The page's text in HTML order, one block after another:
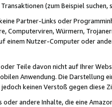
(zum Beispiel
Partner-Links oder
Computerviren, Würmern,
einem Nutzer-Computer oder
Teile davon nicht auf Ihrer
Anwendung. Die Darstellung
keinen Verstoß gegen diese
oder andere Inhalte, die eine